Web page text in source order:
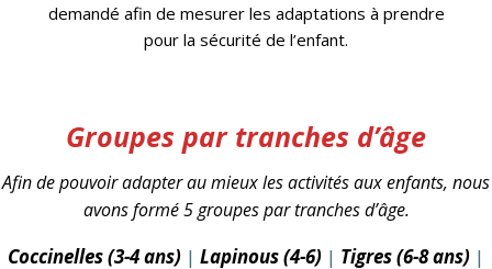
demandé afin de mesurer les adaptations à prendre
pour la sécurité de l’enfant.
Groupes par tranches d’âge
Afin de pouvoir adapter au mieux les activités aux enfants, nous
avons formé 5 groupes par tranches d’âge.
Coccinelles (3-4 ans) | Lapinous (4-6) | Tigres (6-8 ans) |